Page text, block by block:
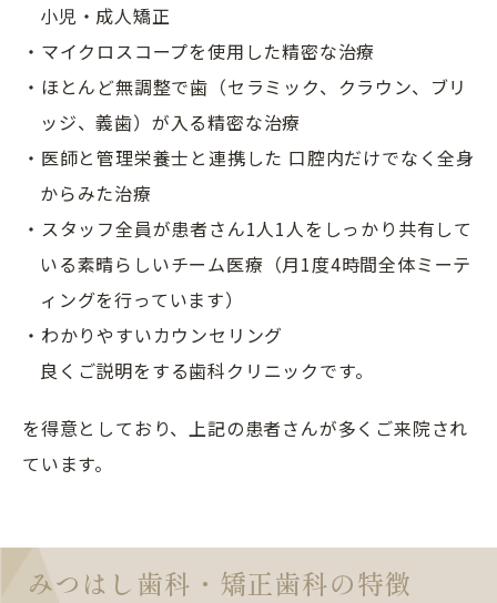
小児・成人矯正
・マイクロスコープを使用した精密な治療
・ほとんど無調整で歯（セラミック、クラウン、ブリ
ッジ、義歯）が入る精密な治療
・医師と管理栄養士と連携した 口腔内だけでなく全身
からみた治療
・スタッフ全員が患者さん1人1人をしっかり共有して
いる素晴らしいチーム医療（月1度4時間全体ミーテ
ィングを行っています）
・わかりやすいカウンセリング
良くご説明をする歯科クリニックです。
を得意としており、上記の患者さんが多くご来院され
ています。
みつはし歯科・矯正歯科の特徴